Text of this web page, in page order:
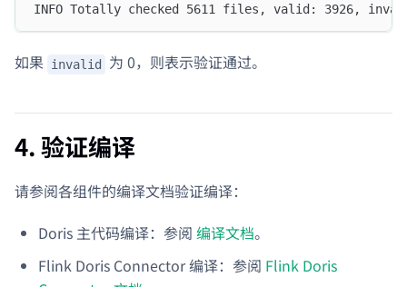
INFO Totally checked 5611 files, valid: 3926,
如果 invalid 为 0，则表示验证通过。
4. 验证编译
请参阅各组件的编译文档验证编译：
Doris 主代码编译：参阅 编译文档。
Flink Doris Connector 编译：参阅 Flink Doris